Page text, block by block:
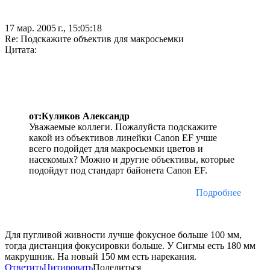
17 мар. 2005 г., 15:05:18
Re: Подскажите объектив для макросьемки
Цитата:
от:Куликов Александр
Уважаемые коллеги. Пожалуйста подскажите
какой из объективов линейки Canon EF учше
всего подойдет для макросьемки цветов и
насекомых? Можно и другие объективы, которые
подойдут под стандарт байонета Canon EF.
Подробнее
Для пугливой живности лучше фокусное больше 100 мм,
тогда дистанция фокусировки больше. У Сигмы есть 180 мм
макрушник. На новый 150 мм есть нарекания.
ОтветитьЦитироватьПоделиться